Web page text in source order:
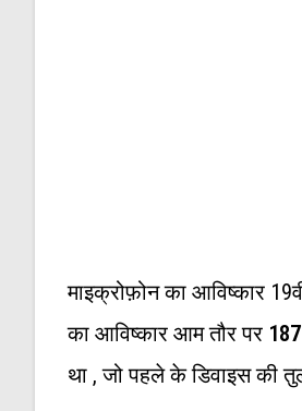
माइक्रोफ़ोन का आविष्कार
का आविष्कार आम तौर पर
था , जो पहले के डिवाइस की